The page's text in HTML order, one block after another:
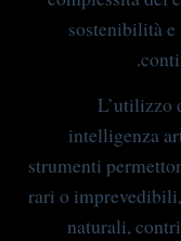
sostenibilità
L’utilizzo
intelligenza
strumenti
rari o
naturali,